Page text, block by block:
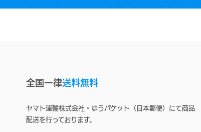
全国一律送料無料
ヤマト運輸株式会社・ゆうパケット（日本郵便）にて商品
配送を行っております。